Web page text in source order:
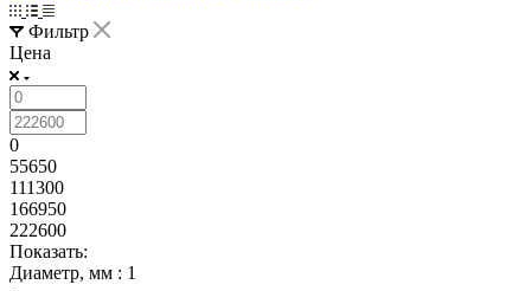
Фильтр
Цена
0
55650
111300
166950
222600
Показать:
Диаметр, мм : 1